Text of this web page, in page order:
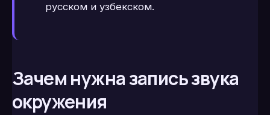
русском и узбекском.
Зачем нужна запись звука
окружения